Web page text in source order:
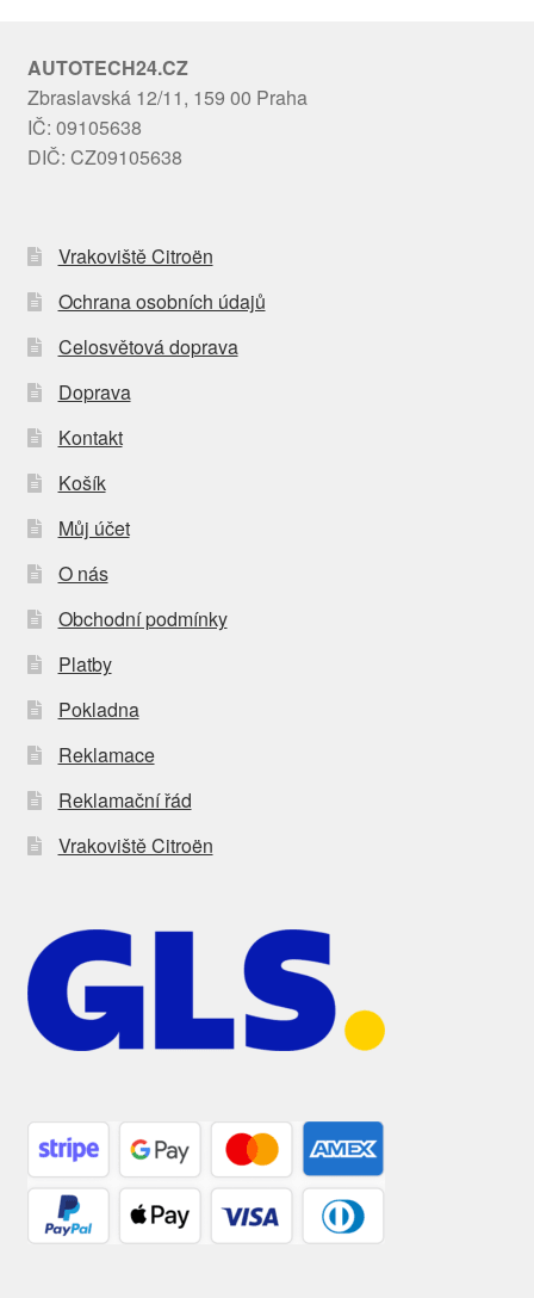
AUTOTECH24.CZ
Zbraslavská 12/11, 159 00 Praha
IČ: 09105638
DIČ: CZ09105638
Vrakoviště Citroën
Ochrana osobních údajů
Celosvětová doprava
Doprava
Kontakt
Košík
Můj účet
O nás
Obchodní podmínky
Platby
Pokladna
Reklamace
Reklamační řád
Vrakoviště Citroën